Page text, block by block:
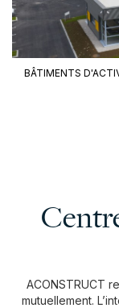
BÂTIMENTS
ACONSTRUCT
mutuellement.